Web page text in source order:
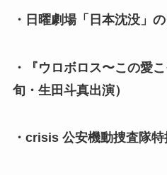
・日曜劇場「日本沈没」
・『ウロボロス〜この愛
旬・生田斗真出演）
・crisis 公安機動捜査隊特